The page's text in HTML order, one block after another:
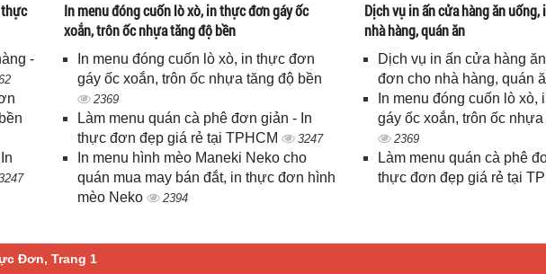
-
In menu đóng cuốn lò xò, in thực đơn gáy ốc
xoắn, trôn ốc nhựa tăng độ bền
In menu đóng cuốn lò xò, in thực đơn
gáy ốc xoắn, trôn ốc nhựa tăng độ bền
2369
Làm menu quán cà phê đơn giản - In
thực đơn đẹp giá rẻ tại TPHCM
3247
In menu hình mèo Maneki Neko cho
quán mua may bán đắt, in thực đơn hình
mèo Neko
2394
Dịch vụ in ấn cửa hàng ăn
nhà hàng, quán ăn
Dịch vụ in ấn cửa hàng
đơn cho nhà hàng, quán
In menu đóng cuốn lò xò,
gáy ốc xoắn, trôn ốc
2369
Làm menu quán cà phê
thực đơn đẹp giá rẻ tại
Đơn, Trang 1